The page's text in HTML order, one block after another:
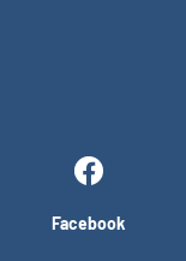
Facebook